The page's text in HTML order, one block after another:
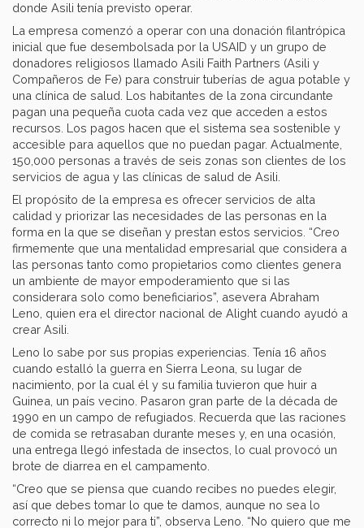
donde Asili tenía previsto operar.
La empresa comenzó a operar con una donación filantrópica
inicial que fue desembolsada por la USAID y un grupo de
donadores religiosos llamado Asili Faith Partners (Asili y
Compañeros de Fe) para construir tuberías de agua potable y
una clínica de salud. Los habitantes de la zona circundante
pagan una pequeña cuota cada vez que acceden a estos
recursos. Los pagos hacen que el sistema sea sostenible y
accesible para aquellos que no puedan pagar. Actualmente,
150,000 personas a través de seis zonas son clientes de los
servicios de agua y las clínicas de salud de Asili.
El propósito de la empresa es ofrecer servicios de alta
calidad y priorizar las necesidades de las personas en la
forma en la que se diseñan y prestan estos servicios. “Creo
firmemente que una mentalidad empresarial que considera a
las personas tanto como propietarios como clientes genera
un ambiente de mayor empoderamiento que si las
considerara solo como beneficiarios”, asevera Abraham
Leno, quien era el director nacional de Alight cuando ayudó a
crear Asili.
Leno lo sabe por sus propias experiencias. Tenía 16 años
cuando estalló la guerra en Sierra Leona, su lugar de
nacimiento, por la cual él y su familia tuvieron que huir a
Guinea, un país vecino. Pasaron gran parte de la década de
1990 en un campo de refugiados. Recuerda que las raciones
de comida se retrasaban durante meses y, en una ocasión,
una entrega llegó infestada de insectos, lo cual provocó un
brote de diarrea en el campamento.
“Creo que se piensa que cuando recibes no puedes elegir,
así que debes tomar lo que te damos, aunque no sea lo
correcto ni lo mejor para ti”, observa Leno. “No quiero que me